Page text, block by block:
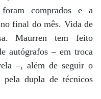
comprados e a
final do mês. Vida de
Maurren tem feito
autógrafos – em troca
–, além de seguir o
dupla de técnicos